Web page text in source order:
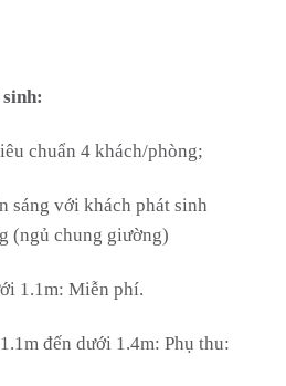
chuẩn 4 khách/phòng;
sáng với khách phát sinh
(ngủ chung giường)
1.1m: Miễn phí.
đến dưới 1.4m: Phụ thu: